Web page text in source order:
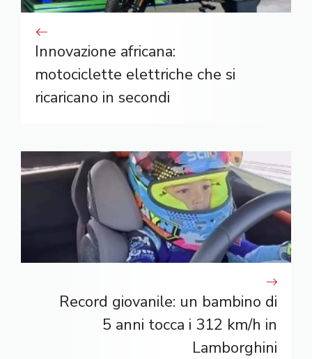
Innovazione africana:
motociclette elettriche che si
ricaricano in secondi
Record giovanile: un bambino di
5 anni tocca i 312 km/h in
Lamborghini